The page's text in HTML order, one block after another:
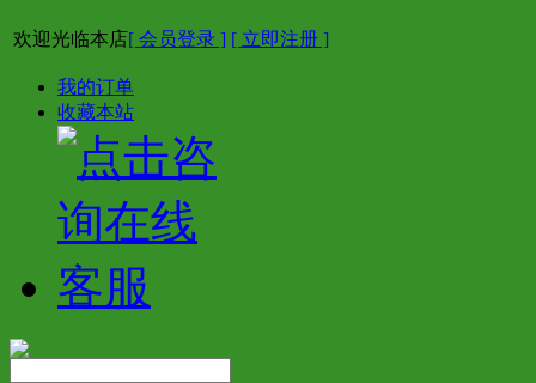
欢迎光临本店[ 会员登录 ] [ 立即注册 ]
我的订单
收藏本站